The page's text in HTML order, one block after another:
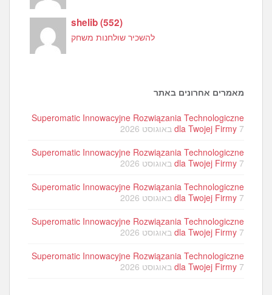
shelib(552)
להשכיר שולחנות משחק
מאמרים אחרונים באתר
Superomatic Innowacyjne Rozwiązania Technologiczne
dla Twojej Firmy 7 באוגוסט 2026
Superomatic Innowacyjne Rozwiązania Technologiczne
dla Twojej Firmy 7 באוגוסט 2026
Superomatic Innowacyjne Rozwiązania Technologiczne
dla Twojej Firmy 7 באוגוסט 2026
Superomatic Innowacyjne Rozwiązania Technologiczne
dla Twojej Firmy 7 באוגוסט 2026
Superomatic Innowacyjne Rozwiązania Technologiczne
dla Twojej Firmy 7 באוגוסט 2026